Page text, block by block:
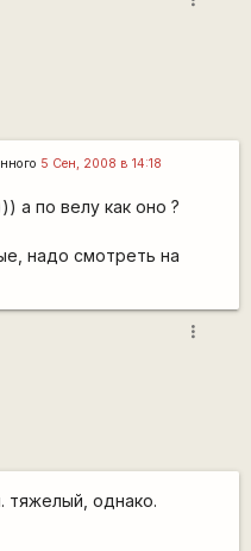
5 Сен, 2008 в 14:18
а по велу как оно ?
надо смотреть на
more_vert
тяжелый, однако.